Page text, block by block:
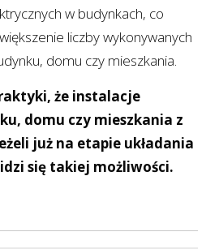
w budynkach, co
liczby wykonywanych
domu czy mieszkania.
że instalacje
domu czy mieszkania z
już na etapie układania
się takiej możliwości.